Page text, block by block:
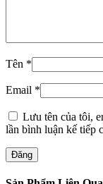
Tên *
Email *
Lưu tên của tôi,
lần bình luận kế tiếp
Đăng